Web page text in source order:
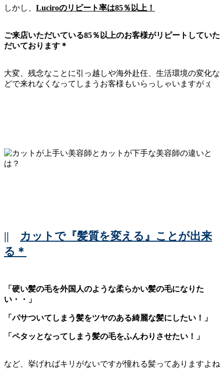
しかし、 Luciroのリピート率は85％以上！
ご来店いただいている85％以上のお客様がリピートしていた
だいております＊
大変、残念なことに引っ越しや海外赴任、生活環境の変化な
どで来れなくなってしまうお客様もいらっしゃいますが ;(
|| カットで『髪質を変える』ことが出来
る＊
「硬い髪の毛を外国人のような柔らかい髪の毛になりた
い・・」
「パサついてしまう髪をツヤのある綺麗な髪にしたい！」
「ペタッとなってしまう髪の毛をふんわりさせたい！」
など、挙げればキリがないですが憧れる髪ってありますよね